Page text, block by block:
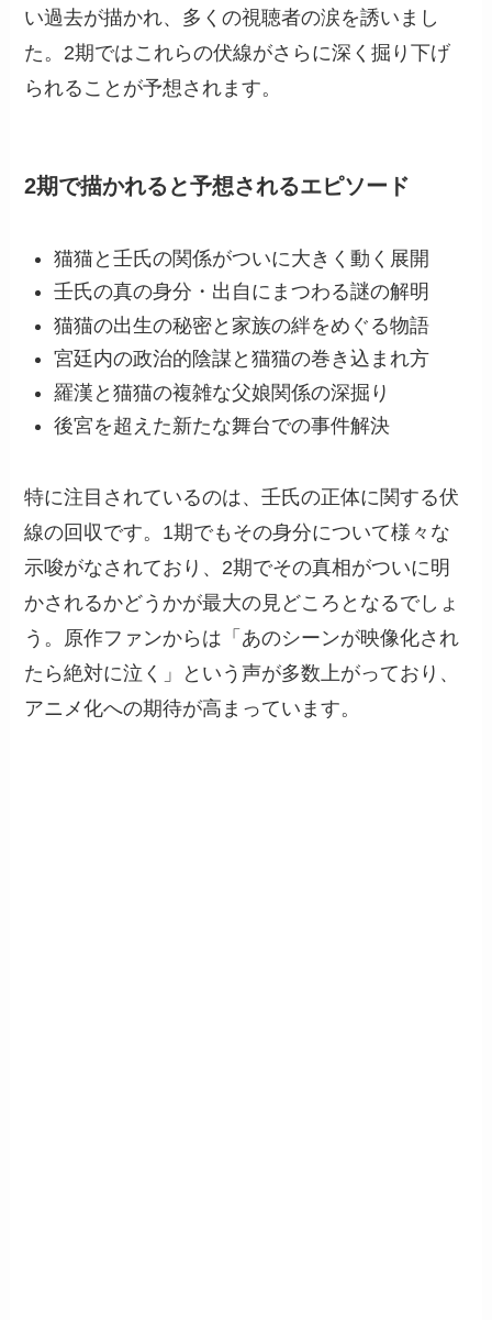
い過去が描かれ、多くの視聴者の涙を誘いまし
た。2期ではこれらの伏線がさらに深く掘り下げ
られることが予想されます。
2期で描かれると予想されるエピソード
猫猫と壬氏の関係がついに大きく動く展開
壬氏の真の身分・出自にまつわる謎の解明
猫猫の出生の秘密と家族の絆をめぐる物語
宮廷内の政治的陰謀と猫猫の巻き込まれ方
羅漢と猫猫の複雑な父娘関係の深掘り
後宮を超えた新たな舞台での事件解決
特に注目されているのは、壬氏の正体に関する伏
線の回収です。1期でもその身分について様々な
示唆がなされており、2期でその真相がついに明
かされるかどうかが最大の見どころとなるでしょ
う。原作ファンからは「あのシーンが映像化され
たら絶対に泣く」という声が多数上がっており、
アニメ化への期待が高まっています。